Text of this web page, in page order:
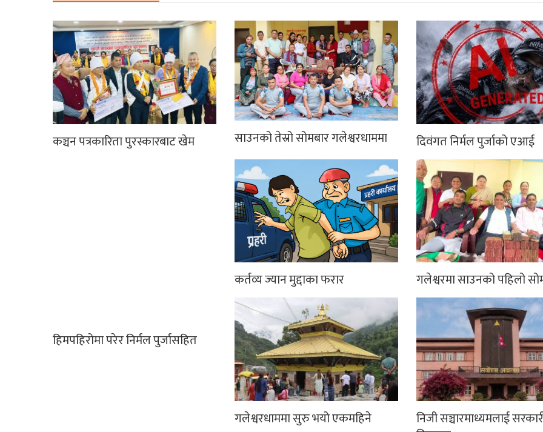
कञ्चन पत्रकारिता पुरस्कारबाट खेम साउनको तेस्रो सोमबार गलेश्वरधाममा दिवंगत निर्मल पुर्जाको एआई
हिमपहिरोमा परेर निर्मल पुर्जासहित
कर्तव्य ज्यान मुद्दाका फरार गलेश्वरमा साउनको पहिलो
गलेश्वरधाममा सुरु भयो एकमहिने
निजी सञ्चारमाध्यमलाई